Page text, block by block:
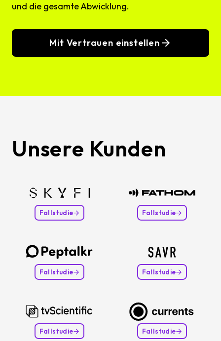
und die gesamte Abwicklung.
Mit Vertrauen einstellen
Unsere Kunden
Fallstudie Fallstudie
Fallstudie Fallstudie
Fallstudie Fallstudie